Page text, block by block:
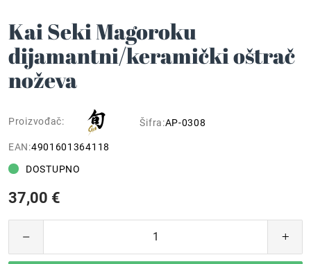
Kai Seki Magoroku
dijamantni/keramički oštrač
noževa
Proizvođač: Šifra:AP-0308
EAN:4901601364118
DOSTUPNO
37,00 €